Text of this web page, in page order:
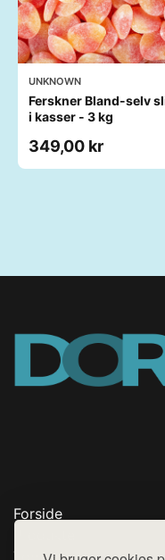
UNKNOWN
Ferskner Bland-selv
i kasser - 3 kg
349,00 kr
Forside
Top Rabatter